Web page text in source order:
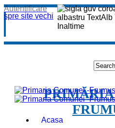
spre site vechi
Autentificare
Acasa